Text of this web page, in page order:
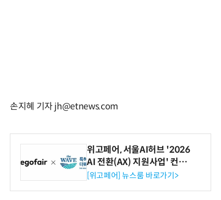
손지혜 기자 jh@etnews.com
위고페어, 서울AI허브 '2026
AI 전환(AX) 지원사업' 컨소
시엄 선정
[위고페어] 뉴스룸 바로가기>